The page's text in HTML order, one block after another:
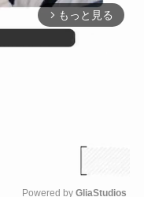
arrow_forward_ios もっと見る
Powered by GliaStudios